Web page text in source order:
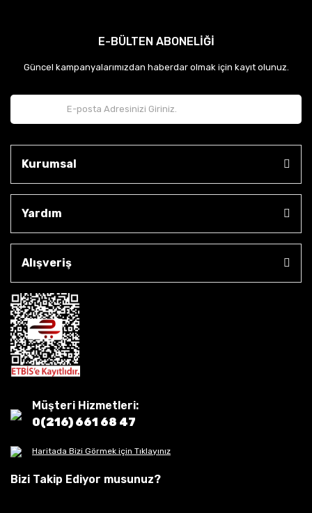
E-BÜLTEN ABONELİĞİ
Güncel kampanyalarımızdan haberdar olmak için kayıt olunuz.
Kurumsal
Yardım
Alışveriş
Müşteri Hizmetleri:
0(216) 661 68 47
Haritada Bizi Görmek için Tıklayınız
Bizi Takip Ediyor musunuz?